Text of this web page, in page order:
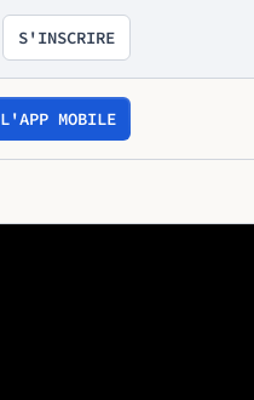
S'INSCRIRE
L'APP MOBILE